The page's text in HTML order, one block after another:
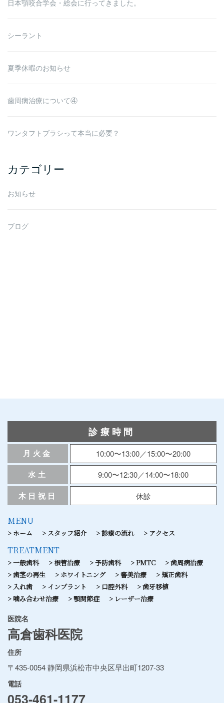
日本顎咬合学会・総会に行ってきました。
シーラント
夏季休暇のお知らせ
歯周病治療について④
ワンタフトブラシって本当に必要？
カテゴリー
お知らせ
ブログ
診療時間
月火金 10:00〜13:00／15:00〜20:00
水土 9:00〜12:30／14:00〜18:00
木日祝日 休診
MENU
ホーム スタッフ紹介 診療の流れ アクセス
TREATMENT
一般歯科 根管治療 予防歯科 PMTC
歯周病治療
歯茎の再生
ホワイトニング 審美治療
矯正歯科
入れ歯
インプラント 口腔外科
歯牙移植
噛み合わせ治療
顎関節症 レーザー治療
医院名
高倉歯科医院
住所
〒435-0054 静岡県浜松市中央区早出町1207-33
電話
053-461-1177